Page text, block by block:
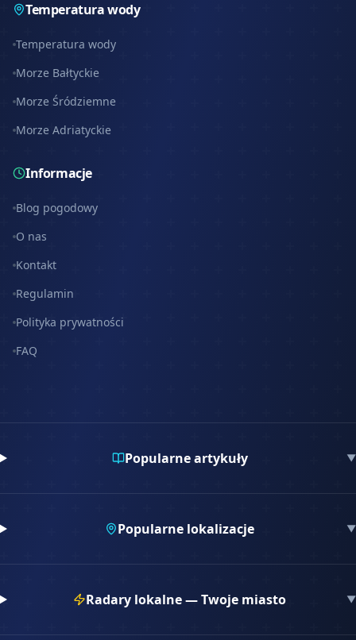
Temperatura wody
Temperatura wody
Morze Bałtyckie
Morze Śródziemne
Morze Adriatyckie
Informacje
Blog pogodowy
O nas
Kontakt
Regulamin
Polityka prywatności
FAQ
Popularne artykuły ▼
Popularne lokalizacje ▼
Radary lokalne — Twoje miasto ▼